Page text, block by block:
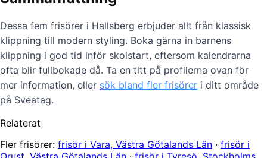
Dessa fem frisörer i Hallsberg erbjuder allt från klassisk
klippning till modern styling. Boka gärna in barnens
klippning i god tid inför skolstart, eftersom kalendrarna
ofta blir fullbokade då. Ta en titt på profilerna ovan för
mer information, eller sök bland fler frisörer i ditt område
på Sveatag.
Relaterat
Fler frisörer: frisör i Vara, Västra Götalands Län · frisör i